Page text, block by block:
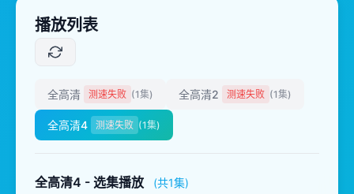
播放列表
全高清 测速失败 (1集) 全高清2 测速失败 (1集)
全高清4 测速失败 (1集)
全高清4 - 选集播放 (共1集)